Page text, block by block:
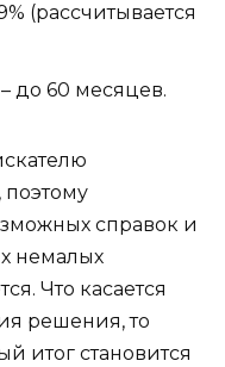
(рассчитывается
– до 60 месяцев.
поэтому
справок и
немалых
Что касается
решения, то
итог становится